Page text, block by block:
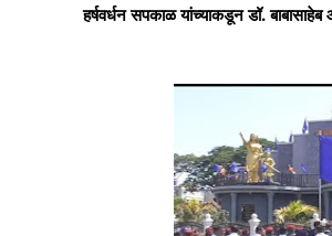
हर्षवर्धन सपकाळ यांच्याकडून डॉ. बाबासाहेब